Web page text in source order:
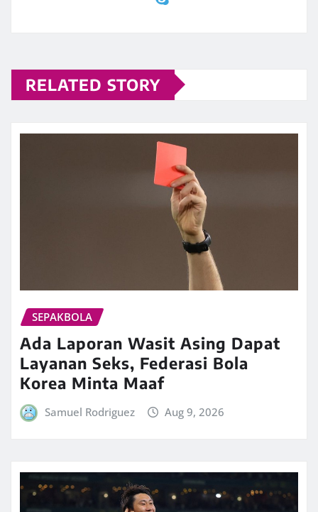
RELATED STORY
SEPAKBOLA
Ada Laporan Wasit Asing Dapat
Layanan Seks, Federasi Bola
Korea Minta Maaf
Samuel Rodriguez Aug 9, 2026